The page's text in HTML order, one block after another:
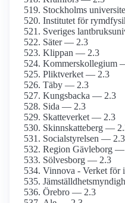
Stockholms
Institutet för
Sveriges
Säter — 2.3
Klippan — 2.3
Kommerskollegium
Pliktverket — 2.3
Täby — 2.3
Kungsbacka — 2.3
Sida — 2.3
Skatteverket — 2.3
Skinnskatteberg —
Socialstyrelsen — 2.3
Region Gävleborg
Sölvesborg — 2.3
Vinnova - Verket för
Örebro — 2.3